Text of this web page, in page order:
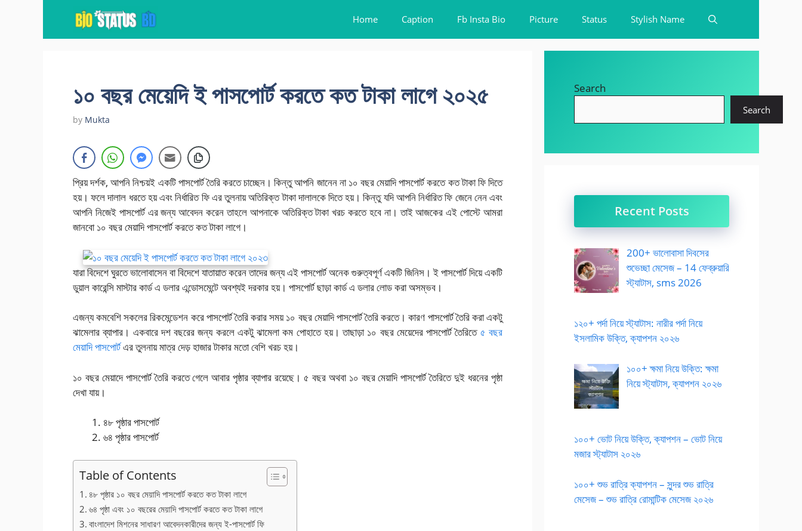
Home Caption Fb Insta Bio Picture Status Stylish Name
১০ বছর মেয়েদি ই পাসপোর্ট করতে কত টাকা লাগে ২০২৫
by Mukta
প্রিয় দর্শক, আপনি নিশ্চয়ই একটি পাসপোর্ট তৈরি করতে চাচ্ছেন। কিন্তু আপনি জানেন না ১০ বছর মেয়াদি পাসপোর্ট করতে কত টাকা ফি দিতে
হয়। ফলে দালাল ধরতে হয় এবং নির্ধারিত ফি এর তুলনায় অতিরিক্ত টাকা দালালকে দিতে হয়। কিন্তু যদি আপনি নির্ধারিত ফি জেনে নেন এবং
আপনি নিজেই পাসপোর্ট এর জন্য আবেদন করেন তাহলে আপনাকে অতিরিক্ত টাকা খরচ করতে হবে না। তাই আজকের এই পোস্টে আমরা
জানবো ১০ বছর মেয়াদি পাসপোর্ট করতে কত টাকা লাগে।
যারা বিদেশে ঘুরতে ভালোবাসেন বা বিদেশে যাতায়াত করেন তাদের জন্য এই পাসপোর্ট অনেক গুরুত্বপূর্ণ একটি জিনিস। ই পাসপোর্ট দিয়ে একটি
ডুয়াল কারেন্সি মাস্টার কার্ড এ ডলার এন্ডোসমেন্টে অবশ্যই দরকার হয়। পাসপোর্ট ছাড়া কার্ড এ ডলার লোড করা অসম্ভব।
এজন্য কমবেশি সকলের রিকমেন্ডেশন করে পাসপোর্ট তৈরি করার সময় ১০ বছর মেয়াদি পাসপোর্ট তৈরি করতে। কারণ পাসপোর্ট তৈরি করা একটু
ঝামেলার ব্যাপার। একবারে দশ বছরের জন্য করলে একটু ঝামেলা কম পোহাতে হয়। তাছাড়া ১০ বছর মেয়েদের পাসপোর্ট তৈরিতে ৫ বছর
মেয়াদি পাসপোর্টএর তুলনায় মাত্র দেড় হাজার টাকার মতো বেশি খরচ হয়।
১০ বছর মেয়াদে পাসপোর্ট তৈরি করতে গেলে আবার পৃষ্ঠার ব্যাপার রয়েছে। ৫ বছর অথবা ১০ বছর মেয়াদি পাসপোর্ট তৈরিতে দুই ধরনের পৃষ্ঠা
দেখা যায়।
৪৮ পৃষ্ঠার পাসপোর্ট
৬৪ পৃষ্ঠার পাসপোর্ট
Table of Contents
৪৮ পৃষ্ঠার ১০ বছর মেয়াদি পাসপোর্ট করতে কত টাকা লাগে
৬৪ পৃষ্ঠা এবং ১০ বছরের মেয়াদি পাসপোর্ট করতে কত টাকা লাগে
বাংলাদেশ মিশনের সাধারণ আবেদনকারীদের জন্য ই-পাসপোর্ট ফি
Search
Search
Recent Posts
200+ ভালোবাসা দিবসের
শুভেচ্ছা মেসেজ – 14 ফেব্রুয়ারি
স্ট্যাটাস, sms 2026
১২০+ পর্দা নিয়ে স্ট্যাটাস: নারীর পর্দা নিয়ে
ইসলামিক উক্তি, ক্যাপশন ২০২৬
১০০+ ক্ষমা নিয়ে উক্তি: ক্ষমা
নিয়ে স্ট্যাটাস, ক্যাপশন ২০২৬
১০০+ ভোট নিয়ে উক্তি, ক্যাপশন – ভোট নিয়ে
মজার স্ট্যাটাস ২০২৬
১০০+ শুভ রাত্রি ক্যাপশন – সুন্দর শুভ রাত্রি
মেসেজ – শুভ রাত্রি রোমান্টিক মেসেজ ২০২৬